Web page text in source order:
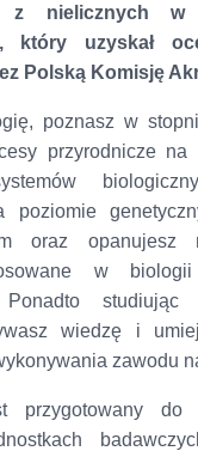
z nielicznych w
który uzyskał
Polską Komisję
poznasz w
przyrodnicze na
poziomie
oraz
w
Ponadto studiując
wiedzę i
zawodu
przygotowany